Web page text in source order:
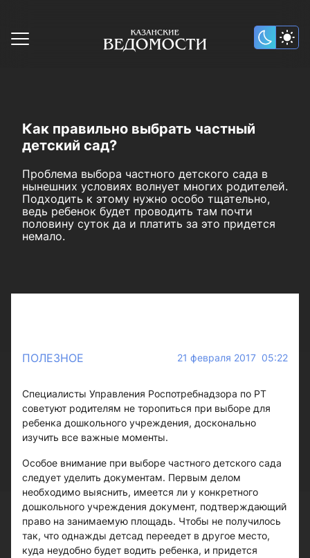
Как правильно выбрать частный
детский сад?
Проблема выбора частного детского сада в
нынешних условиях волнует многих родителей.
Подходить к этому нужно особо тщательно,
ведь ребенок будет проводить там почти
половину суток да и платить за это придется
немало.
ПОЛЕЗНОЕ 21 февраля 2017 05:22
Специалисты Управления Роспотребнадзора по РТ
советуют родителям не торопиться при выборе для
ребенка дошкольного учреждения, досконально
изучить все важные моменты.
Особое внимание при выборе частного детского сада
следует уделить документам. Первым делом
необходимо выяснить, имеется ли у конкретного
дошкольного учреждения документ, подтверждающий
право на занимаемую площадь. Чтобы не получилось
так, что однажды детсад переедет в другое место,
куда неудобно будет водить ребенка, и придется